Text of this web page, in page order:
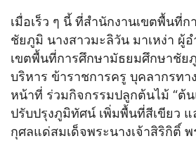
เมื่อเร็ว ๆ นี้ ที่สำนักงานเขตพื้นที่
ชัยภูมิ นางสาวมะลิวัน มาเหง่า ผู้
เขตพื้นที่การศึกษามัธยมศึกษาชั
บริหาร ข้าราชการครู บุคลากรทา
หน้าที่ ร่วมกิจกรรมปลูกต้นไม้ “ต้น
ปรับปรุงภูมิทัศน์ เพิ่มพื้นที่สีเขียว แ
กุศลแด่สมเด็จพระนางเจ้าสิริกิติ์